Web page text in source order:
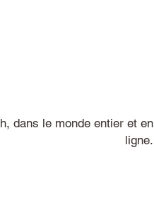
dans le monde entier et en
ligne.